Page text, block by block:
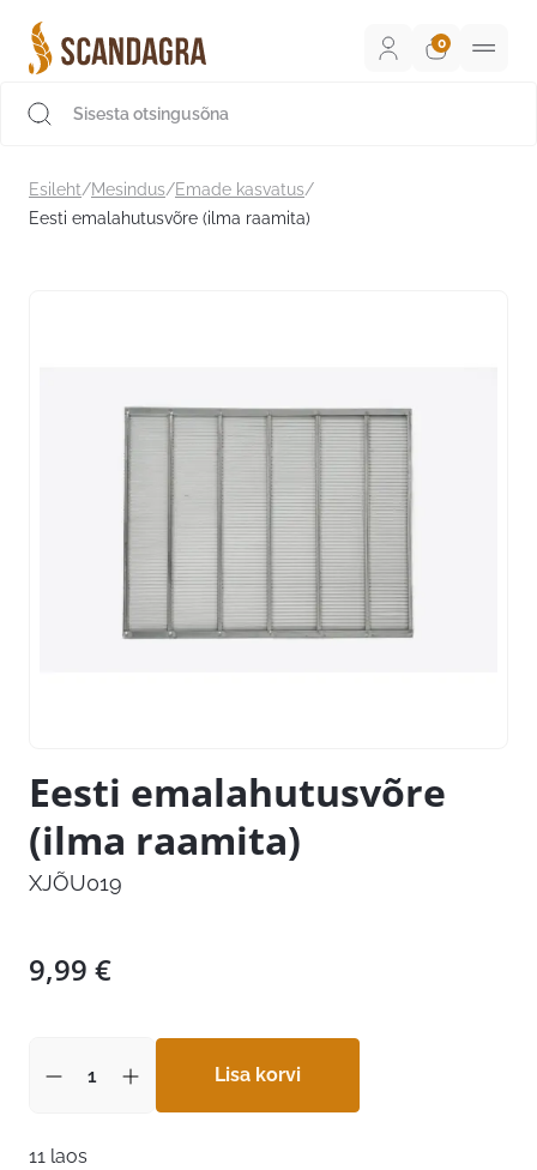
sisu
juurde
Esileht/Mesindus/Emade kasvatus/
Eesti emalahutusvõre (ilma raamita)
Eesti emalahutusvõre
(ilma raamita)
XJÕU019
9,99 €
Lisa korvi
11 laos